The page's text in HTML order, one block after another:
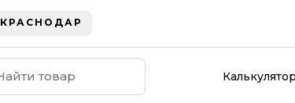
КРАСНОДАР
Калькулятор